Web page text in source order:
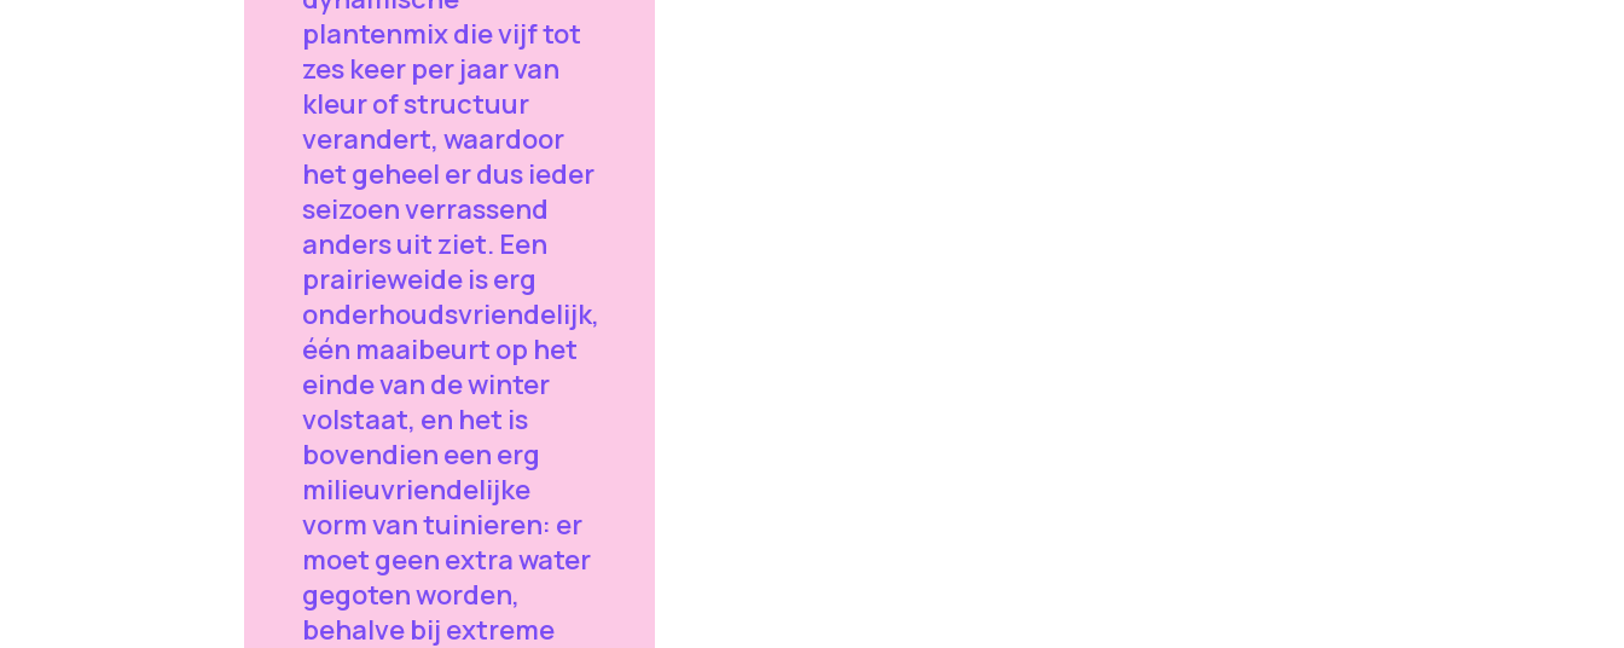
plantenmix die vijf tot
zes keer per jaar van
kleur of structuur
verandert, waardoor
het geheel er dus ieder
seizoen verrassend
anders uit ziet. Een
prairieweide is erg
onderhoudsvriendelijk,
één maaibeurt op het
einde van de winter
volstaat, en het is
bovendien een erg
milieuvriendelijke
vorm van tuinieren: er
moet geen extra water
gegoten worden,
behalve bij extreme